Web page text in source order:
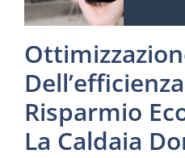
Risparmio
La Caldaia